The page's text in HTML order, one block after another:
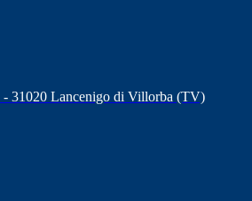
- 31020 Lancenigo di Villorba (TV)